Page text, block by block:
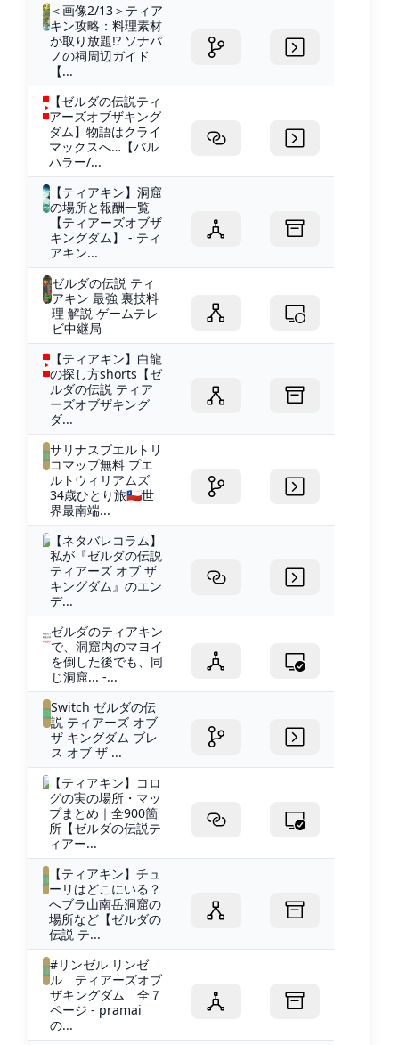
＜画像2/13＞ティア
キン攻略：料理素材
が取り放題!? ソナパ
ノの祠周辺ガイド
【...
【ゼルダの伝説ティ
アーズオブザキング
ダム】物語はクライ
マックスへ…【バル
ハラー/...
【ティアキン】洞窟
の場所と報酬一覧
【ティアーズオブザ
キングダム】 - ティ
アキン...
ゼルダの伝説 ティ
アキン 最強 裏技料
理 解説 ゲームテレ
ビ中継局
【ティアキン】白龍
の探し方shorts【ゼ
ルダの伝説 ティア
ーズオブザキング
ダ...
サリナスプエルトリ
コマップ無料 プエ
ルトウィリアムズ
34歳ひとり旅🇨🇱世
界最南端...
【ネタバレコラム】
私が『ゼルダの伝説
ティアーズ オブ ザ
キングダム』のエン
デ...
ゼルダのティアキン
で、洞窟内のマヨイ
を倒した後でも、同
じ洞窟... -...
Switch ゼルダの伝
説 ティアーズ オブ
ザ キングダム ブレ
ス オブ ザ ...
【ティアキン】コロ
グの実の場所・マッ
プまとめ｜全900箇
所【ゼルダの伝説テ
ィアー...
【ティアキン】チュ
ーリはどこにいる？
へブラ山南岳洞窟の
場所など【ゼルダの
伝説 テ...
#リンゼル リンゼ
ル ティアーズオブ
ザキングダム 全７
ページ - pramai
の...